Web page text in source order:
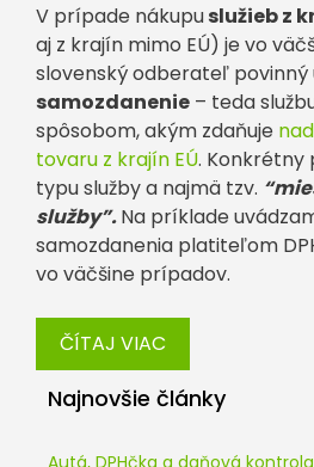
V prípade nákupuslužieb z
aj z krajín mimo EÚ) je vo
slovenský odberateľ povinný
samozdanenie – teda
spôsobom, akým zdaňuje
tovaru z krajín EÚ. Konkrétny
typu služby a najmä tzv.
služby”.Na príklade
samozdanenia platiteľom
vo väčšine prípadov.
ČÍTAJ VIAC
Najnovšie články
Autá, DPHčka a daňová